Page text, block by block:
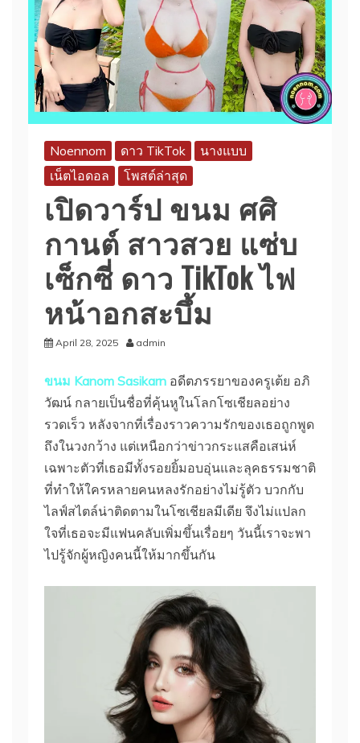
Noennom ดาว TikTok
นางแบบ
เน็ตไอดอล
โพสต์ล่าสุด
เปิดวาร์ป ขนม ศศิ
กานต์ สาวสวย แซ่บ
เซ็กซี่ ดาว TikTok ไฟ
หน้าอกสะบึ้ม
April 28, 2025 admin
ขนม Kanom Sasikarn อดีตภรรยาของครูเต้ย อภิ
วัฒน์ กลายเป็นชื่อที่คุ้นหูในโลกโซเชียลอย่าง
รวดเร็ว หลังจากที่เรื่องราวความรักของเธอถูกพูด
ถึงในวงกว้าง แต่เหนือกว่าข่าวกระแสคือเสน่ห์
เฉพาะตัวที่เธอมีทั้งรอยยิ้มอบอุ่นและลุคธรรมชาติ
ที่ทำให้ใครหลายคนหลงรักอย่างไม่รู้ตัว บวกกับ
ไลฟ์สไตล์น่าติดตามในโซเชียลมีเดีย จึงไม่แปลก
ใจที่เธอจะมีแฟนคลับเพิ่มขึ้นเรื่อยๆ วันนี้เราจะพา
ไปรู้จักผู้หญิงคนนี้ให้มากขึ้นกัน